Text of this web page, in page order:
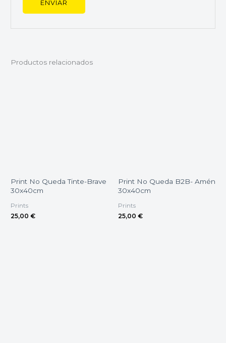
Productos relacionados
Print No Queda Tinte-Brave
30x40cm
Prints
25,00 €
Print No Queda B2B- Amén
30x40cm
Prints
25,00 €